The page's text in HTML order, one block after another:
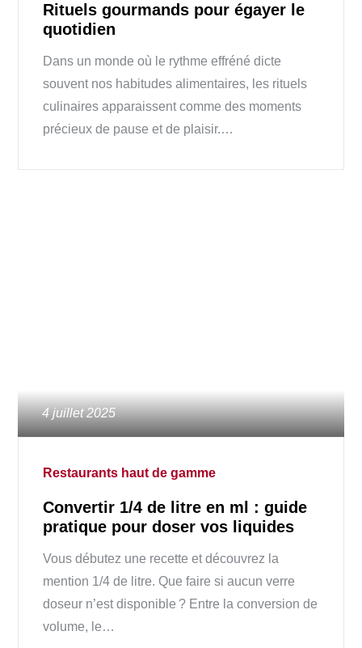
Rituels gourmands pour égayer le
quotidien
Dans un monde où le rythme effréné dicte
souvent nos habitudes alimentaires, les rituels
culinaires apparaissent comme des moments
précieux de pause et de plaisir.…
Posted
on
4 juillet 2025
Restaurants haut de gamme
Convertir 1/4 de litre en ml : guide
pratique pour doser vos liquides
Vous débutez une recette et découvrez la
mention 1/4 de litre. Que faire si aucun verre
doseur n’est disponible ? Entre la conversion de
volume, le…